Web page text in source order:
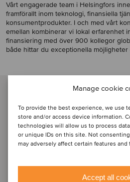
Manage cookie
To provide the best experience, we use
store and/or access device information.
technologies will allow us to process
or unique IDs on this site. Not
may adversely affect certain features and
Accept all
Vårt engagerade team i Helsingfors
framförallt inom teknologi, finansiella
konsumentprodukter. I och med vårt
emellan kombinerar vi lokal erfarenhet
finansiering med över 900 kollegor
både hittar du exceptionella
över